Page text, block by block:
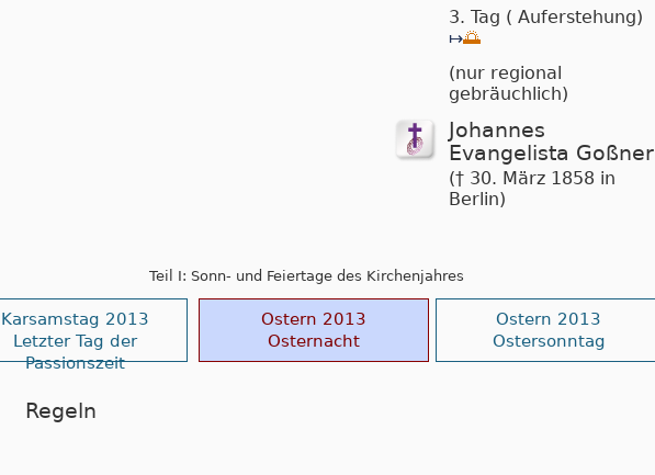
3. Tag ( Auferstehung)
↦🌅
(nur regional
gebräuchlich)
Johannes
Evangelista Goßner
(† 30. März 1858 in
Berlin)
Teil I: Sonn- und Feiertage des Kirchenjahres
Karsamstag 2013
Letzter Tag der
Passionszeit
Ostern 2013
Osternacht
Ostern 2013
Ostersonntag
Regeln